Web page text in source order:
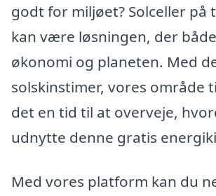
godt for miljøet? Solceller på
kan være løsningen, der
økonomi og planeten. Med
solskinstimer, vores område
det en tid til at overveje,
udnytte denne gratis
Med vores platform kan du